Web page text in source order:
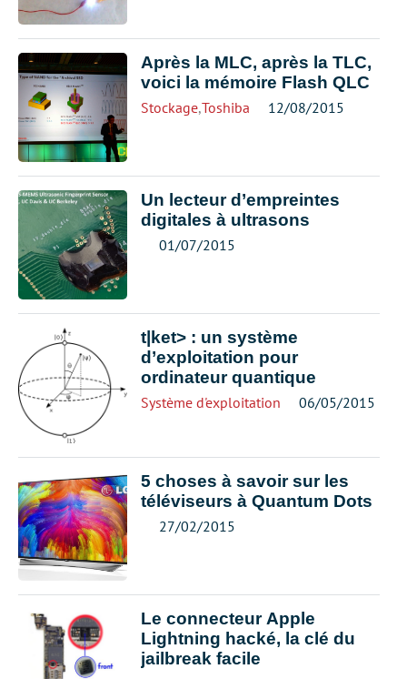
Après la MLC, après la TLC,
voici la mémoire Flash QLC
Stockage,Toshiba 12/08/2015
Un lecteur d’empreintes
digitales à ultrasons
01/07/2015
t|ket> : un système
d’exploitation pour
ordinateur quantique
Système d'exploitation 06/05/2015
5 choses à savoir sur les
téléviseurs à Quantum Dots
27/02/2015
Le connecteur Apple
Lightning hacké, la clé du
jailbreak facile